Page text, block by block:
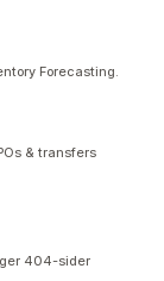
Forecasting.
& transfers
404-sider